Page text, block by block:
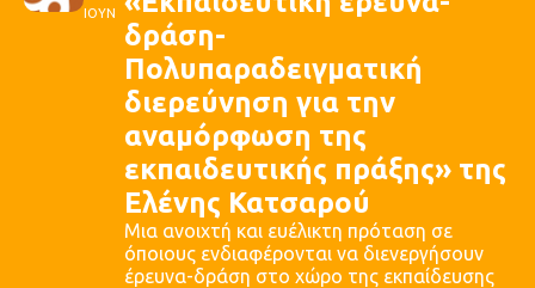
ΙΟΥΝ
δράση-
Πολυπαραδειγματική
διερεύνηση για την
αναμόρφωση της
εκπαιδευτικής πράξης» της
Ελένης Κατσαρού
Μια ανοιχτή και ευέλικτη πρόταση σε
όποιους ενδιαφέρονται να διενεργήσουν
έρευνα-δράση στο χώρο της εκπαίδευσης